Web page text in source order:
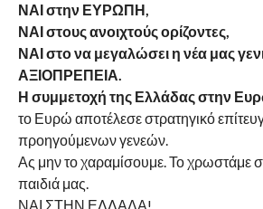
ΝΑΙ στην ΕΥΡΩΠΗ,
ΝΑΙ στους ανοιχτούς ορίζοντες,
ΝΑΙ στο να μεγαλώσει η νέα μας
ΑΞΙΟΠΡΕΠΕΙΑ.
Η συμμετοχή της Ελλάδας στην
το Ευρώ αποτέλεσε στρατηγικό
προηγούμενων γενεών.
Ας μην το χαραμίσουμε. Το χρωστάμε
παιδιά μας.
ΝΑΙ ΣΤΗΝ ΕΛΛΑΔΑ!